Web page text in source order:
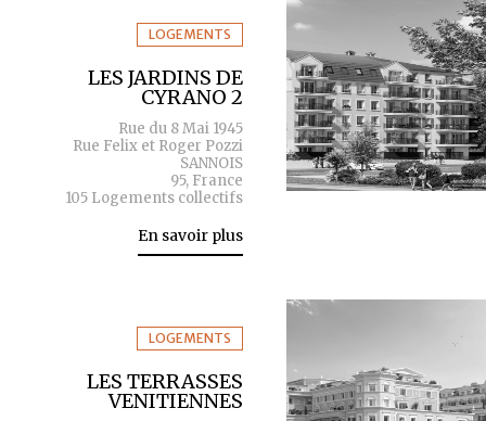
LOGEMENTS
LES JARDINS DE
CYRANO 2
Rue du 8 Mai 1945
Rue Felix et Roger Pozzi
SANNOIS
95, France
105 Logements collectifs
En savoir plus
LOGEMENTS
LES TERRASSES
VENITIENNES